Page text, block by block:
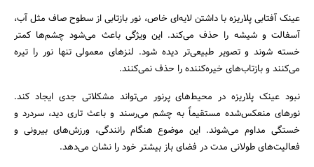
عینک آفتابی پلاریزه با داشتن لایه‌ای خاص، نور بازتابی از سطوح صاف مثل آب،
آسفالت و شیشه را حذف می‌کند. این ویژگی باعث می‌شود چشم‌ها کمتر
خسته شوند و تصویر طبیعی‌تر دیده شود. لنزهای معمولی تنها نور را تیره
می‌کنند و بازتاب‌های خیره‌کننده را حذف نمی‌کنند.
نبود عینک پلاریزه در محیط‌های پرنور می‌تواند مشکلاتی جدی ایجاد کند.
نورهای منعکس‌شده مستقیماً به چشم می‌رسند و باعث تاری دید، سردرد و
خستگی مداوم می‌شوند. این موضوع هنگام رانندگی، ورزش‌های بیرونی و
فعالیت‌های طولانی مدت در فضای باز بیشتر خود را نشان می‌دهد.